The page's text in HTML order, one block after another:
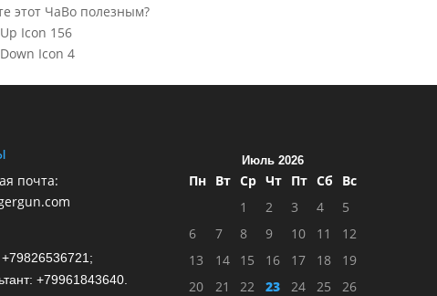
этот ЧаВо полезным?
156
4
почта:
+79961843640.
Июль 2026
Пн Вт Ср Чт Пт Сб
Вс
1
2 3 4
5
6
7 8 9 10 11
12
13
14 15 16 17 18
19
20
21 22 23 24 25
26